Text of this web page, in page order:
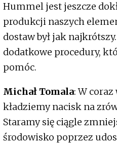
Hummel jest jeszcze
produkcji naszych
dostaw był jak
dodatkowe procedury,
pomóc.
Michał Tomala: W
kładziemy nacisk na
Staramy się ciągle
środowisko poprzez